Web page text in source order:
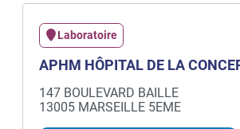
Laboratoire
APHM HÔPITAL DE LA
147 BOULEVARD BAILLE
13005 MARSEILLE 5EME